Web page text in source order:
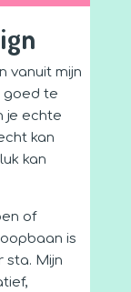
vanuit mijn
goed te
je echte
kan
kan
of
is
sta. Mijn